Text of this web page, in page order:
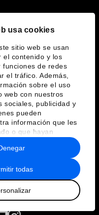
usa cookies
sitio web se usan
el contenido y los
funciones de redes
el tráfico. Además,
sobre el uso
web con nuestros
sociales, publicidad y
pueden
información que les
o que hayan
del uso que haya
todas
notas de prensa